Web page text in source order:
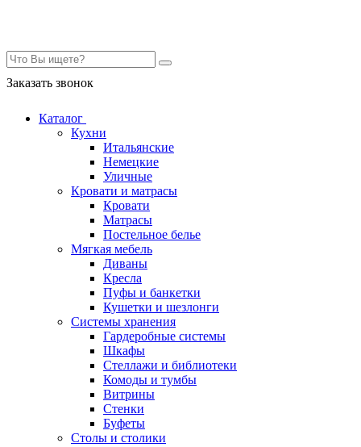
Заказать звонок
Каталог
Кухни
Итальянские
Немецкие
Уличные
Кровати и матрасы
Кровати
Матрасы
Постельное белье
Мягкая мебель
Диваны
Кресла
Пуфы и банкетки
Кушетки и шезлонги
Системы хранения
Гардеробные системы
Шкафы
Стеллажи и библиотеки
Комоды и тумбы
Витрины
Стенки
Буфеты
Столы и столики